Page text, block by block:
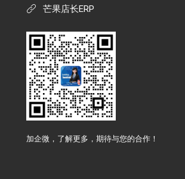
芒果店长ERP
加企微，了解更多，期待与您的合作！